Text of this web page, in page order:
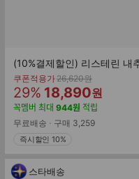
쿠폰적용가기
존
가
26,620원
할
인
률
29% 판
매
가
18,890원
꼭멤버 최대 944원 적립
무료배송
구매 3,259
즉시할인 10%
스타배송